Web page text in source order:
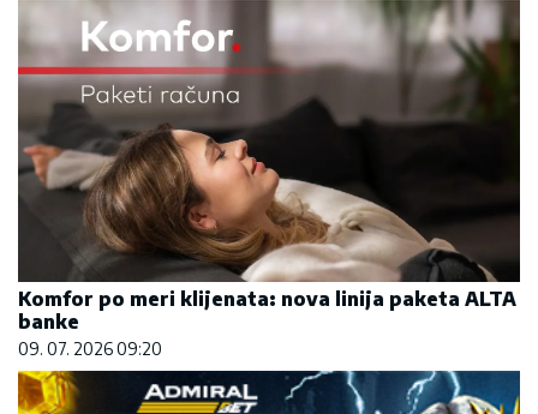
Komfor po meri klijenata: nova linija paketa ALTA
banke
09. 07. 2026 09:20